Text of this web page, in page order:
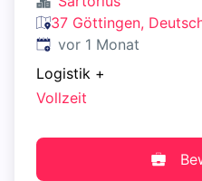
37 Göttingen,
Veröffentlicht:
vor 1 Monat
Logistik +
Vollzeit